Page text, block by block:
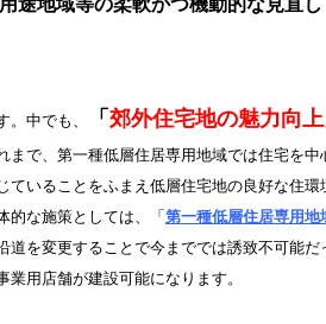
。中でも、 「 郊外住宅地の魅力向上
まで、第一種低層住居専用地域では住宅を
ていることをふまえ低層住宅地の良好な住
的な施策としては、「第一種低層住居専用地
道を変更することで今まででは誘致不可能
業用店舗が建設可能になります。